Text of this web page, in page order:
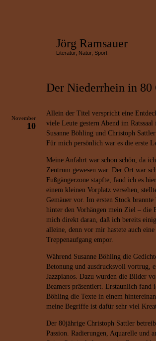
Jörg Ramsauer
Literatur, Natur, Sport
Der Niederrhein in 80
November
10
Allein der Titel verspricht eine
viele Leute gestern Abend im
Susanne Böhling und Christoph
Für mich persönlich war es die erste
Meine Anfahrt war schon schön, da
Zentrum gewesen war. Der Ort war
Fußgängerzone stapfte, fand ich es
einem kleinen Vorplatz versehen,
Gemäuer vor. Im ersten Stock
hinter den Vorhängen mein Ziel – die
mich direkt daran, daß ich bereits
alleine, denn vor mir hastete auch
Treppenaufgang empor.
Während Susanne Böhling die
Betonung und ausdrucksvoll vortrug,
Jazzpianos. Dazu wurden die Bilder
Beamers präsentiert. Erstaunlich fand
Böhling die Texte in einem
meine Begriffe ist dafür sehr viel
Der 80jährige Christoph Sattler
Passion. Radierungen, Aquarelle und